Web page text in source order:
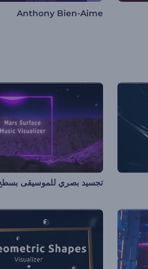
Anthony Bien-Aime
تجسيد بصري للموسيقى